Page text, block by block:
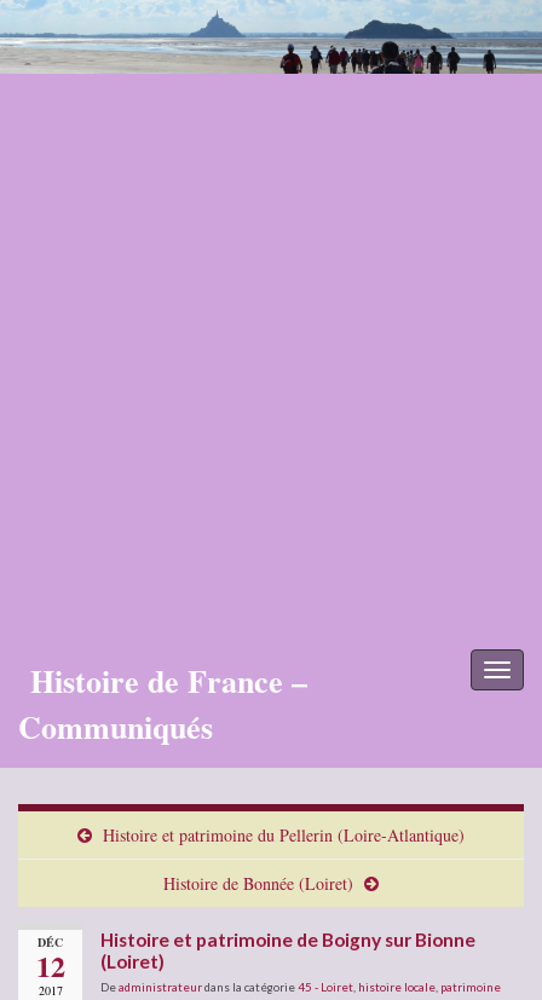
Histoire de France –
Communiqués
Histoire et patrimoine du Pellerin (Loire-Atlantique)
Histoire de Bonnée (Loiret)
DÉC
12
2017
Histoire et patrimoine de Boigny sur Bionne
(Loiret)
Deadministrateurdans la catégorie45 - Loiret histoire locale patrimoine